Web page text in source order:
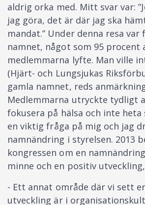
aldrig orka med. Mitt svar var:
jag göra, det är där jag ska
mandat.” Under denna resa var
namnet, något som 95 procent
medlemmarna lyfte. Man ville
(Hjärt- och Lungsjukas
gamla namnet, reds
Medlemmarna utryckte tydligt
fokusera på hälsa och inte heta
en viktig fråga på mig och jag
namnändring i styrelsen. 2013
kongressen om en
minne och en positiv
- Ett annat område där vi sett
utveckling är i